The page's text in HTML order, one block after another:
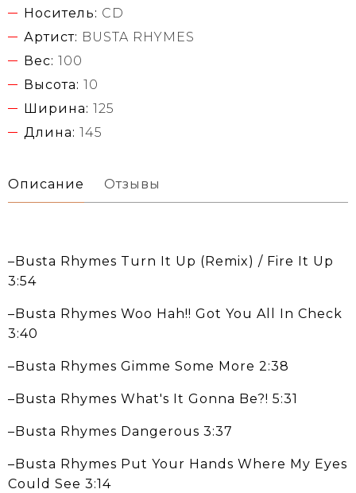
Носитель: CD
Артист: BUSTA RHYMES
Вес: 100
Высота: 10
Ширина: 125
Длина: 145
Описание Отзывы
–Busta Rhymes Turn It Up (Remix) / Fire It Up
3:54
–Busta Rhymes Woo Hah!! Got You All In Check
3:40
–Busta Rhymes Gimme Some More 2:38
–Busta Rhymes What's It Gonna Be?! 5:31
–Busta Rhymes Dangerous 3:37
–Busta Rhymes Put Your Hands Where My Eyes
Could See 3:14